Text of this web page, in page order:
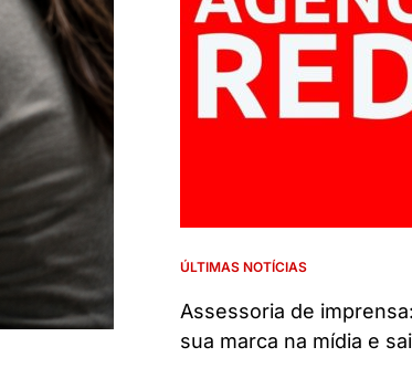
ÚLTIMAS NOTÍCIAS
Assessoria de
sua marca na mídia e